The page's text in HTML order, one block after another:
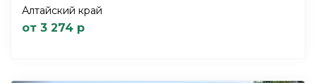
Алтайский край
от 3 274 р